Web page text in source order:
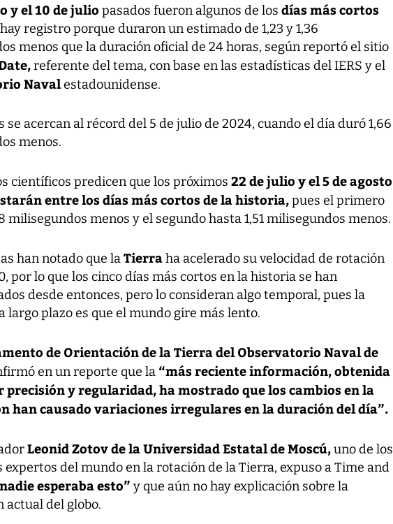
y el 10 de julio pasados fueron algunos de los días más cortos
registro porque duraron un estimado de 1,23 y 1,36
menos que la duración oficial de 24 horas, según reportó el sitio
referente del tema, con base en las estadísticas del IERS y el
Navalestadounidense.
se acercan al récord del 5 de julio de 2024, cuando el día duró 1,66
menos.
científicos predicen que los próximos 22 de julio y el 5 de agosto
entre los días más cortos de la historia,pues el primero
milisegundos menos y el segundo hasta 1,51 milisegundos menos.
han notado que laTierraha acelerado su velocidad de rotación
por lo que los cinco días más cortos en la historia se han
desde entonces, pero lo consideran algo temporal, pues la
largo plazo es que el mundo gire más lento.
de Orientación de la Tierra del Observatorio Naval de
en un reporte que la “más reciente información, obtenida
precisión y regularidad, ha mostrado que los cambios en la
han causado variaciones irregulares en la duración del día”.
Leonid Zotov de la Universidad Estatal de Moscú,uno de los
del mundo en la rotación de la Tierra, expuso a Time and
esperaba esto” y que aún no hay explicación sobre la
actual del globo.